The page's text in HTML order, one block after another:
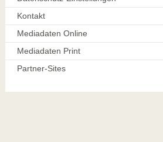
Kontakt
Mediadaten Online
Mediadaten Print
Partner-Sites